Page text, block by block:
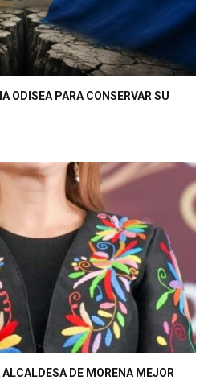
ODISEA PARA CONSERVAR SU
DE MORENA MEJOR